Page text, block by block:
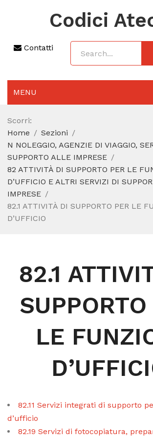
Codici
Contatti
MENU
AGGIORNAMENTO 2025
SEZIONI
CODICE ATECO A COSA SERVE
CODICE FISCALE
Scorri:
Home
Sezioni
N NOLEGGIO, AGENZIE DI VIAGGIO,
SUPPORTO ALLE IMPRESE
82 ATTIVITÀ DI SUPPORTO PER LE
D’UFFICIO E ALTRI SERVIZI DI
IMPRESE
82.1 ATTIVITÀ DI SUPPORTO PER LE
D’UFFICIO
82.1
LE
82.11 Servizi integrati di supporto
d’ufficio
82.19 Servizi di fotocopiatura,